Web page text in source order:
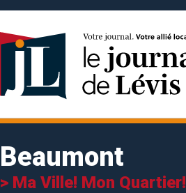
Beaumont
> Ma Ville! Mon Quartier!